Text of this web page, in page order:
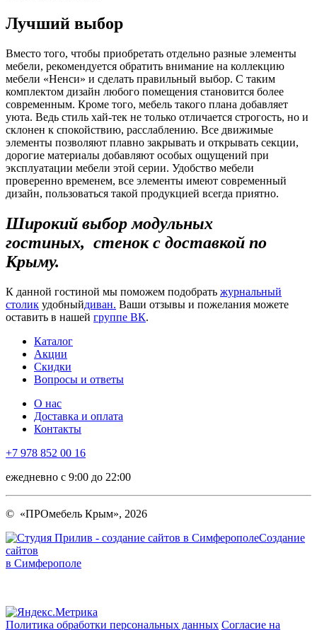
Лучший выбор
Вместо того, чтобы приобретать отдельно разные элементы
мебели, рекомендуется обратить внимание на коллекцию
мебели «Ненси» и сделать правильный выбор. С таким
комплектом дизайн любого помещения становится более
современным. Кроме того, мебель такого плана добавляет
уюта. Ведь стиль хай-тек не только отличается строгость, но и
склонен к спокойствию, расслаблению. Все движимые
элементы позволяют плавно закрывать и открывать секции,
дорогие материалы добавляют особых ощущений при
эксплуатации мебели этой серии. Удобство мебели
проверенно временем, все элементы имеют современный
дизайн, пользоваться такой продукцией всегда приятно.
Широкий выбор модульных
гостиных, стенок с доставкой по
Крыму.
К данной гостиной мы поможем подобрать журнальный
столик удобныйдиван. Ваши отзывы и пожелания можете
оставить в нашей группе ВК.
Каталог
Акции
Скидки
Вопросы и ответы
О нас
Доставка и оплата
Контакты
+7 978 852 00 16
ежедневно с 9:00 до 22:00
© «ПРОмебель Крым», 2026
Создание
сайтов
в Симферополе
Политика обработки персональных данных Согласие на